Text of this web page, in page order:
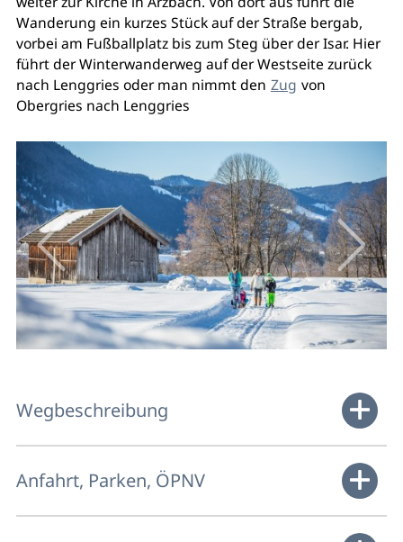
Wanderung ein kurzes Stück auf der Straße bergab,
vorbei am Fußballplatz bis zum Steg über der Isar. Hier
führt der Winterwanderweg auf der Westseite zurück
nach Lenggries oder man nimmt den Zug von
Obergries nach Lenggries
Wegbeschreibung
Anfahrt, Parken, ÖPNV